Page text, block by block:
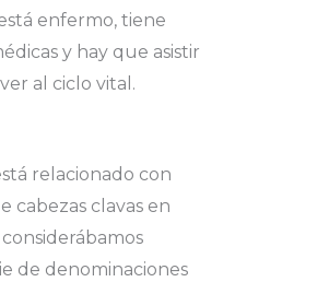
enfermo, tiene
y hay que asistir
al ciclo vital.
relacionado con
cabezas clavas en
de denominaciones